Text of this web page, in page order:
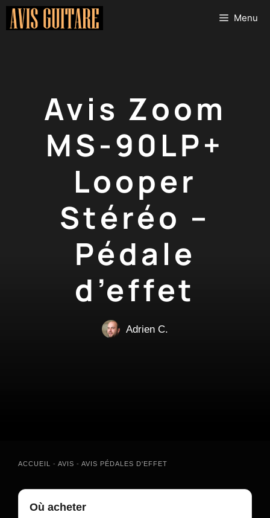
Aller
Menu
Avis Zoom
MS-90LP+
Looper
Stéréo –
Pédale
d’effet
Adrien C.
ACCUEIL - AVIS - AVIS PÉDALES D'EFFET
Où acheter